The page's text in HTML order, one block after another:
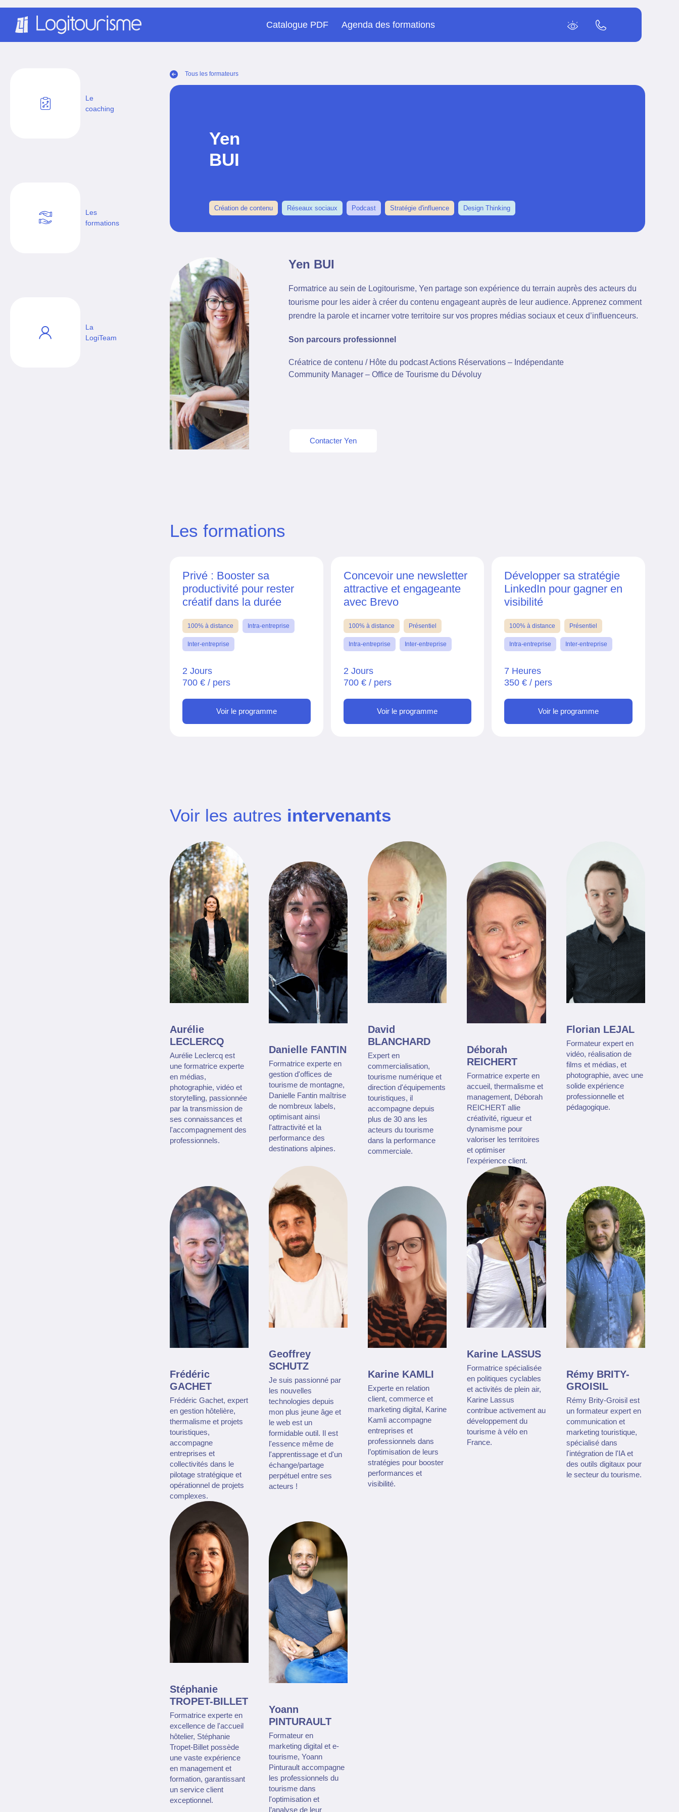
Catalogue PDF Agenda des formations
Le
coaching
Les
formations
La
LogiTeam
Tous les formateurs
Yen
BUI
Création de contenu Réseaux sociaux Podcast Stratégie d'influence Design Thinking
Yen BUI
Formatrice au sein de Logitourisme, Yen partage son expérience du terrain auprès des acteurs du
tourisme pour les aider à créer du contenu engageant auprès de leur audience. Apprenez comment
prendre la parole et incarner votre territoire sur vos propres médias sociaux et ceux d’influenceurs.
Son parcours professionnel
Créatrice de contenu / Hôte du podcast Actions Réservations – Indépendante
Community Manager – Office de Tourisme du Dévoluy
Contacter Yen
Les formations
Privé : Booster sa
productivité pour rester
créatif dans la durée
100% à distance Intra-entreprise
Inter-entreprise
2 Jours
700 € / pers
Voir le programme
Concevoir une newsletter
attractive et engageante
avec Brevo
100% à distance Présentiel
Intra-entreprise Inter-entreprise
2 Jours
700 € / pers
Voir le programme
Développer sa stratégie
LinkedIn pour gagner en
visibilité
100% à distance Présentiel
Intra-entreprise Inter-entreprise
7 Heures
350 € / pers
Voir le programme
Voir les autres intervenants
Aurélie
LECLERCQ
Aurélie Leclercq est
une formatrice experte
en médias,
photographie, vidéo et
storytelling, passionnée
par la transmission de
ses connaissances et
l'accompagnement des
professionnels.
Danielle FANTIN
Formatrice experte en
gestion d'offices de
tourisme de montagne,
Danielle Fantin maîtrise
de nombreux labels,
optimisant ainsi
l'attractivité et la
performance des
destinations alpines.
David
BLANCHARD
Expert en
commercialisation,
tourisme numérique et
direction d'équipements
touristiques, il
accompagne depuis
plus de 30 ans les
acteurs du tourisme
dans la performance
commerciale.
Déborah
REICHERT
Formatrice experte en
accueil, thermalisme et
management, Déborah
REICHERT allie
créativité, rigueur et
dynamisme pour
valoriser les territoires
et optimiser
l'expérience client.
Florian LEJAL
Formateur expert en
vidéo, réalisation de
films et médias, et
photographie, avec une
solide expérience
professionnelle et
pédagogique.
Frédéric
GACHET
Frédéric Gachet, expert
en gestion hôtelière,
thermalisme et projets
touristiques,
accompagne
entreprises et
collectivités dans le
pilotage stratégique et
opérationnel de projets
complexes.
Geoffrey
SCHUTZ
Je suis passionné par
les nouvelles
technologies depuis
mon plus jeune âge et
le web est un
formidable outil. Il est
l'essence même de
l'apprentissage et d'un
échange/partage
perpétuel entre ses
acteurs !
Karine KAMLI
Experte en relation
client, commerce et
marketing digital, Karine
Kamli accompagne
entreprises et
professionnels dans
l’optimisation de leurs
stratégies pour booster
performances et
visibilité.
Karine LASSUS
Formatrice spécialisée
en politiques cyclables
et activités de plein air,
Karine Lassus
contribue activement au
développement du
tourisme à vélo en
France.
Rémy BRITY-
GROISIL
Rémy Brity-Groisil est
un formateur expert en
communication et
marketing touristique,
spécialisé dans
l'intégration de l'IA et
des outils digitaux pour
le secteur du tourisme.
Stéphanie
TROPET-BILLET
Formatrice experte en
excellence de l'accueil
hôtelier, Stéphanie
Tropet-Billet possède
une vaste expérience
en management et
formation, garantissant
un service client
exceptionnel.
Yoann
PINTURAULT
Formateur en
marketing digital et e-
tourisme, Yoann
Pinturault accompagne
les professionnels du
tourisme dans
l'optimisation et
l’analyse de leur